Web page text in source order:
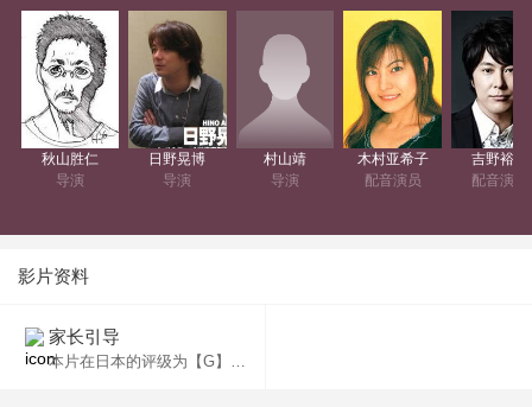
未来から来たという彼らの目的は、サッカーをこの世から消
去する事。 圧倒的な力で打ちのめされる天馬だが、謎の少年
フェイに助けられる。天馬達はサッカーの消去を阻止すべ
く、時空をめぐる冒険に旅立つのだった。
秋山胜仁
导演
日野晃博
导演
村山靖
导演
木村亚希子
配音演员
吉野裕行
配音演员
影片资料
家长引导